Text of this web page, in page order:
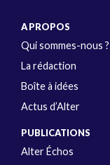
A PROPOS
Qui sommes-nous ?
La rédaction
Boîte à idées
Actus d’Alter
PUBLICATIONS
Alter Échos